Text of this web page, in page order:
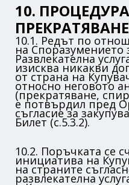
10.
10.1. Редът по
на Споразумението
Развлекателна
изисква никакви
от страна на
относно неговото
(прекратяване,
е потвърдил пред
съгласие за
Билет (c.5.3.2).
10.2. Поръчката се
инициатива на
на страните
развлекателна